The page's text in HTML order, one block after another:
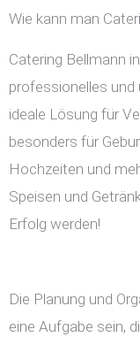
Wie kann man
Catering Bellmann
professionelles und
ideale Lösung für
besonders für
Hochzeiten und
Speisen und
Erfolg werden!
Die Planung und
eine Aufgabe sein,